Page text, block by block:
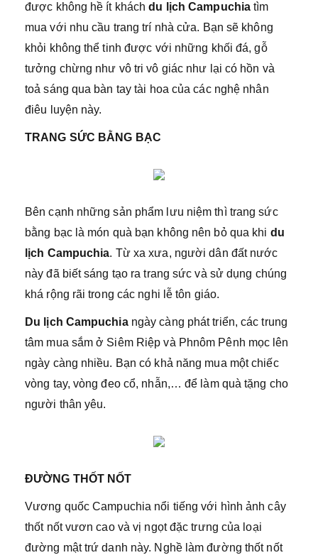
được không hề ít kháchdu lịch Campuchia tìm
mua với nhu cầu trang trí nhà cửa. Bạn sẽ không
khỏi không thể tinh được với những khối đá, gỗ
tưởng chừng như vô tri vô giác như lại có hồn và
toả sáng qua bàn tay tài hoa của các nghệ nhân
điêu luyện này.
TRANG SỨC BẰNG BẠC
Bên cạnh những sản phẩm lưu niệm thì trang sức
bằng bạc là món quà bạn không nên bỏ qua khi du
lịch Campuchia. Từ xa xưa, người dân đất nước
này đã biết sáng tạo ra trang sức và sử dụng chúng
khá rộng rãi trong các nghi lễ tôn giáo.
Du lịch Campuchiangày càng phát triển, các trung
tâm mua sắm ở Siêm Riệp và Phnôm Pênh mọc lên
ngày càng nhiều. Bạn có khả năng mua một chiếc
vòng tay, vòng đeo cổ, nhẫn,… để làm quà tặng cho
người thân yêu.
ĐƯỜNG THỐT NỐT
Vương quốc Campuchia nổi tiếng với hình ảnh cây
thốt nốt vươn cao và vị ngọt đặc trưng của loại
đường mật trứ danh này. Nghề làm đường thốt nốt